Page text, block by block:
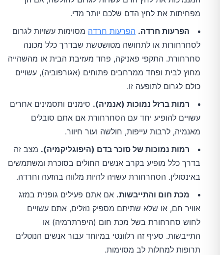
מפחיתות את לחץ הדם שלכם יותר מדי.
הפרעות חרדה. הפרעות חרדה מסוימות עשויות לגרום
לסחרחורות או לתחושה מטושטשת שבדרך כלל מכונה
סחרחורת. התקפי פאניקה, פחד מעזיבת הבית או מהשהייה
מחוץ לבית ופחד ממרחבים פתוחים (אגורפוביה), עשויים
כולם לגרום לתופעה זו.
רמות ברזל נמוכות (אנמיה). סימנים ותסמינים אחרים
עשויים להופיע יחד עם הסחרחורת אם אתם סובלים
מאנמיה, לרבות עייפות, חולשה ועור חיוור.
רמות נמוכות של סוכר בדם (היפוגליקמיה). מצב זה
בדרך כלל מופיע בקרב אנשים החולים בסוכרת ומשתמשים
באינסולין. הסחרחורת עשויה להיות מלווה בהזעה וחרדה.
מכת חום והתייבשות. אם אתם פעילים גופנית במזג
אוויר חם, או שלא שתיתם מספיק נוזלים, אתם עשויים
לחוש סחרחורת בשל מכת חום (היפרתרמיה) או
התייבשות. סעיף זה רלוונטי במיוחד עבור אנשים הנוטלים
תרופות למחלות לב מסוימות.